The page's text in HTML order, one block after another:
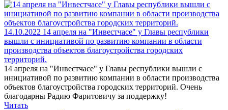
14.10.2022 14 апреля на "Инвестчасе" у Главы республики
вышли с инициативой по развитию компании в области
производства объектов благоустройства городских
территорий.
14 апреля на "Инвестчасе" у Главы республики вышли с
инициативой по развитию компании в области производства
объектов благоустройства городских территорий. Очень
благодарны Радию Фаритовичу за поддержку!
Читать